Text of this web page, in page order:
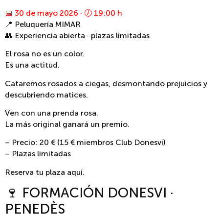
📅 30 de mayo 2026 · 🕖 19:00 h
📍 Peluquería MIMAR
👥 Experiencia abierta · plazas limitadas
El rosa no es un color.
Es una actitud.
Cataremos rosados a ciegas, desmontando prejuicios y
descubriendo matices.
Ven con una prenda rosa.
La más original ganará un premio.
– Precio: 20 € (15 € miembros Club Donesvi)
– Plazas limitadas
Reserva tu plaza aquí.
🍷 FORMACIÓN DONESVI ·
PENEDÈS